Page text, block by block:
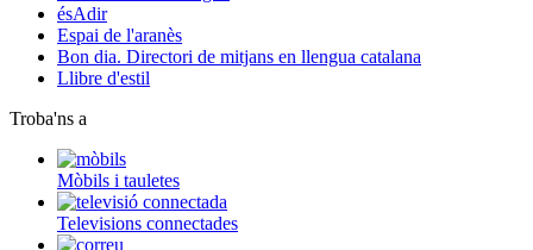
ésAdir
Espai de l'aranès
Bon dia. Directori de mitjans en llengua catalana
Llibre d'estil
Troba'ns a
Mòbils i tauletes
Televisions connectades